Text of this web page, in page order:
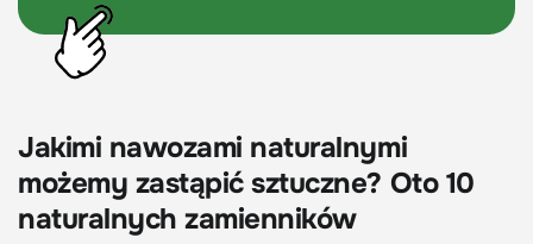
Jakimi nawozami naturalnymi
możemy zastąpić sztuczne? Oto 10
naturalnych zamienników